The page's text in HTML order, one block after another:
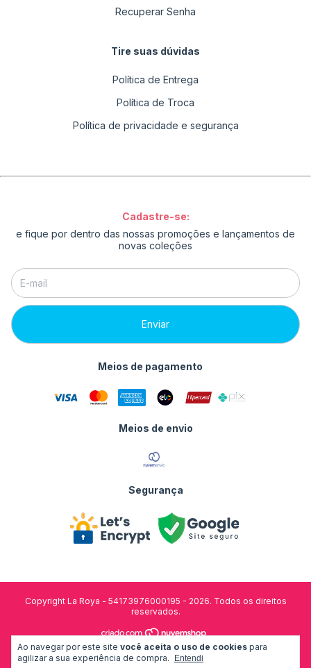
Ao navegar por este site você aceita o uso de cookies para
agilizar a sua experiência de compra.
Entendi
Recuperar Senha
Tire suas dúvidas
Política de Entrega
Política de Troca
Política de privacidade e segurança
Cadastre-se:
e fique por dentro das nossas promoções e lançamentos de
novas coleções
Meios de pagamento
Meios de envio
Segurança
Copyright La Roya - 54173976000195 - 2026. Todos os direitos
reservados.
desenvolvido por: